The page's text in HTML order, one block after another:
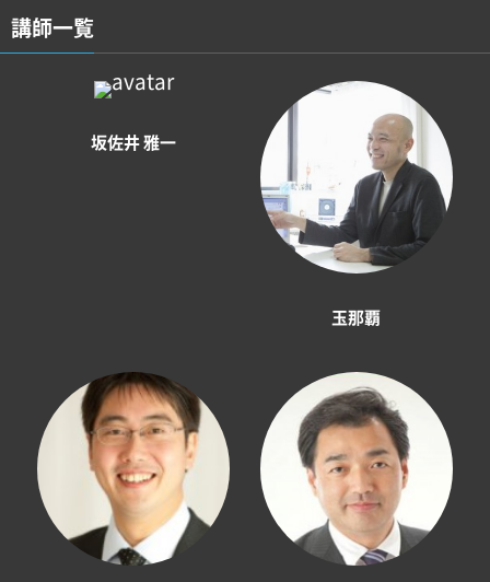
講師一覧
坂佐井 雅一
玉那覇